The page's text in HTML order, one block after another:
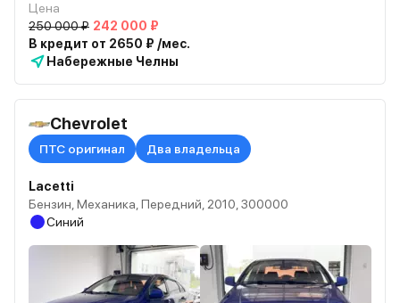
Цена
250 000 ₽ 242 000 ₽
В кредит от 2650 ₽ /мес.
Набережные Челны
Chevrolet
ПТС оригинал Два владельца
Lacetti
Бензин, Механика, Передний, 2010, 300000
Синий